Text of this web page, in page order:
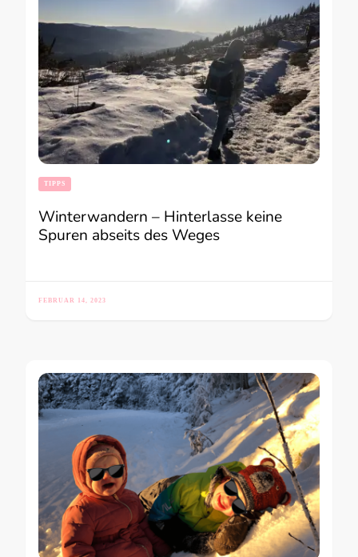
TIPPS
Winterwandern – Hinterlasse keine
Spuren abseits des Weges
FEBRUAR 14, 2023